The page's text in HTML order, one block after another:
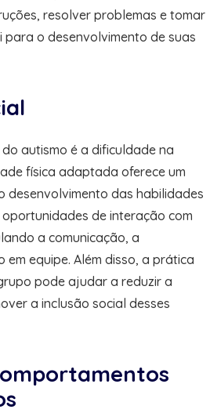
resolver problemas e tomar
para o desenvolvimento de suas
autismo é a dificuldade na
física adaptada oferece um
desenvolvimento das habilidades
de interação com
a comunicação, a
equipe. Além disso, a prática
pode ajudar a reduzir a
a inclusão social desses